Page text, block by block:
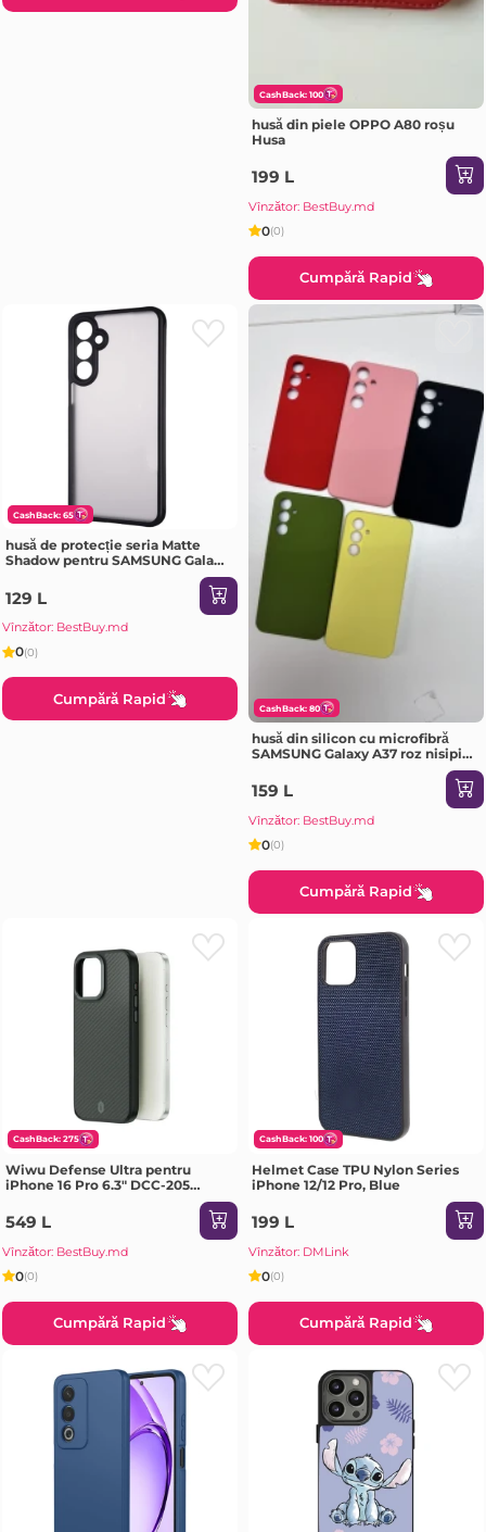
CashBack: 100
husă din piele OPPO A80 roșu
Husa
199 L
Vînzător: BestBuy.md
0(0)
Cumpără Rapid
CashBack: 65
husă de protecție seria Matte
Shadow pentru SAMSUNG Galaxy
129 L
Vînzător: BestBuy.md
0(0)
Cumpără Rapid
CashBack: 80
husă din silicon cu microfibră
SAMSUNG Galaxy A37 roz nisipiu
159 L
Vînzător: BestBuy.md
0(0)
Cumpără Rapid
CashBack: 275
Wiwu Defense Ultra pentru
iPhone 16 Pro 6.3" DCC-205
549 L
Vînzător: BestBuy.md
0(0)
Cumpără Rapid
CashBack: 100
Helmet Case TPU Nylon Series
iPhone 12/12 Pro, Blue
199 L
Vînzător: DMLink
0(0)
Cumpără Rapid